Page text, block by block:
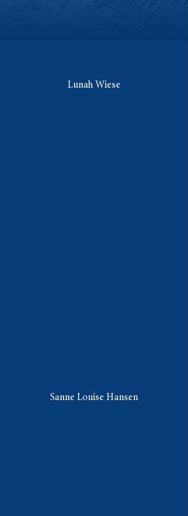
Lunah Wiese
Sanne Louise Hansen